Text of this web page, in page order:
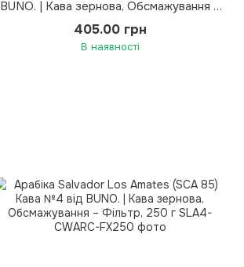
BUNO. | Кава зернова, Обсмажування –
405.00 грн
В наявності